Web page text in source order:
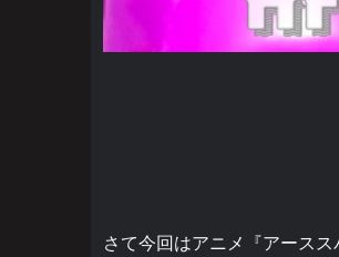
さて今回はアニメ『アース